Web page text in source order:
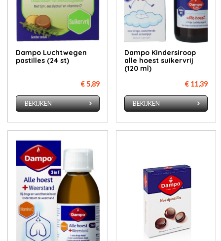
Dampo Luchtwegen
pastilles (24 st)
€ 5,89
BEKIJKEN
Dampo Kindersiroop
alle hoest suikervrij
(120 ml)
€ 11,39
BEKIJKEN